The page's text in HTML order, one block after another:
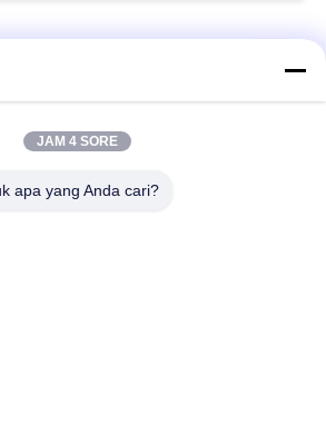
Buruk
Peralatan Pengolah
JAM 4 SORE
apa yang Anda cari?